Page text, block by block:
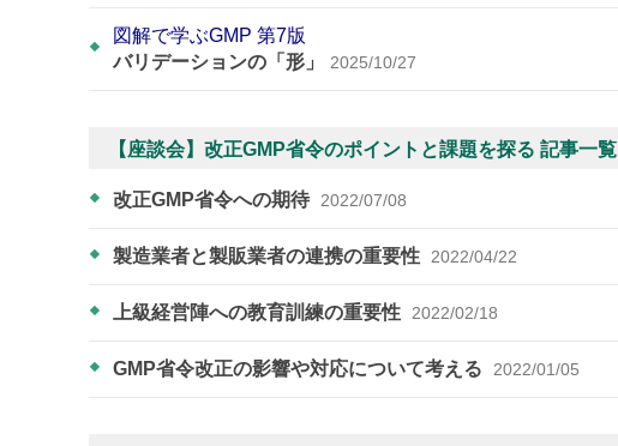
図解で学ぶGMP 第7版
バリデーションの「形」
2025/10/27
【座談会】改正GMP省令のポイントと課題を探る 記事一覧
改正GMP省令への期待 2022/07/08
製造業者と製販業者の連携の重要性 2022/04/22
上級経営陣への教育訓練の重要性 2022/02/18
GMP省令改正の影響や対応について考える 2022/01/05